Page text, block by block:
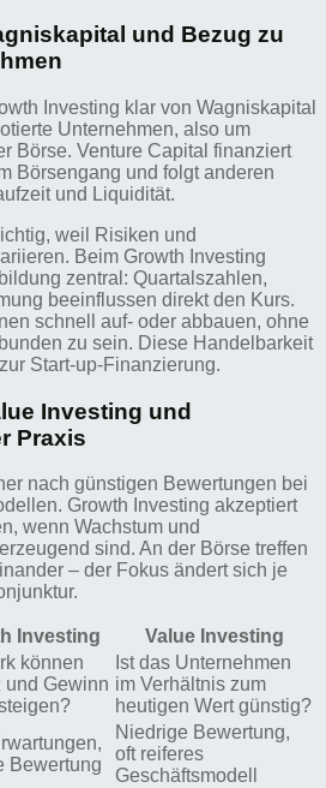
und Bezug zu
Investing klar von Wagniskapital
Unternehmen, also um
Börse. Venture Capital finanziert
Börsengang und folgt anderen
und Liquidität.
weil Risiken und
Beim Growth Investing
zentral: Quartalszahlen,
beeinflussen direkt den Kurs.
schnell auf- oder abbauen, ohne
zu sein. Diese Handelbarkeit
Start-up-Finanzierung.
Investing und
Praxis
nach günstigen Bewertungen bei
Growth Investing akzeptiert
wenn Wachstum und
sind. An der Börse treffen
– der Fokus ändert sich je
Investing Value Investing
können
und Gewinn
Ist das Unternehmen
im Verhältnis zum
heutigen Wert günstig?
Bewertung
Niedrige Bewertung,
oft reiferes
Geschäftsmodell